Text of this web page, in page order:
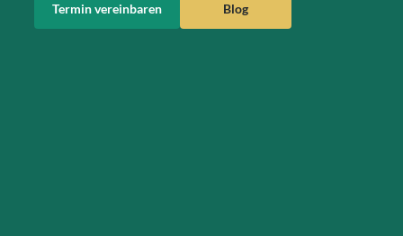
Termin vereinbaren Blog